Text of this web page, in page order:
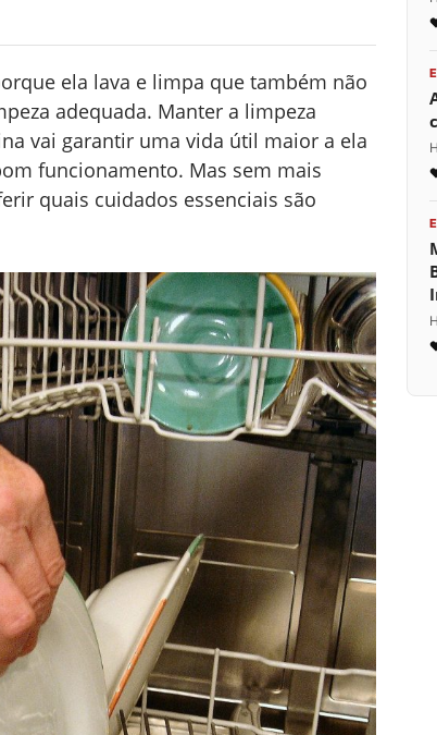
ela lava e limpa que também não
adequada. Manter a limpeza
vai garantir uma vida útil maior a ela
funcionamento. Mas sem mais
quais cuidados essenciais são